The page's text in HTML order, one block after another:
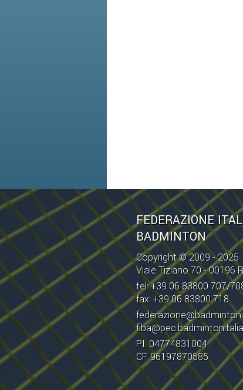
FEDERAZIONE
BADMINTON
Copyright © 2009 - 2025
Viale Tiziano 70 - 00196
tel: +39 06 83800 707/
fax: +39 06 83800 718
PI: 04774831004
CF: 96197870585